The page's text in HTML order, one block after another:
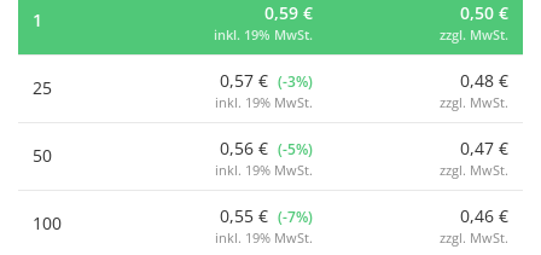
1 0,59 €
inkl. 19% MwSt.
0,50 €
zzgl. MwSt.
25 0,57 € (-3%)
inkl. 19% MwSt.
0,48 €
zzgl. MwSt.
50 0,56 € (-5%)
inkl. 19% MwSt.
0,47 €
zzgl. MwSt.
100 0,55 € (-7%)
inkl. 19% MwSt.
0,46 €
zzgl. MwSt.